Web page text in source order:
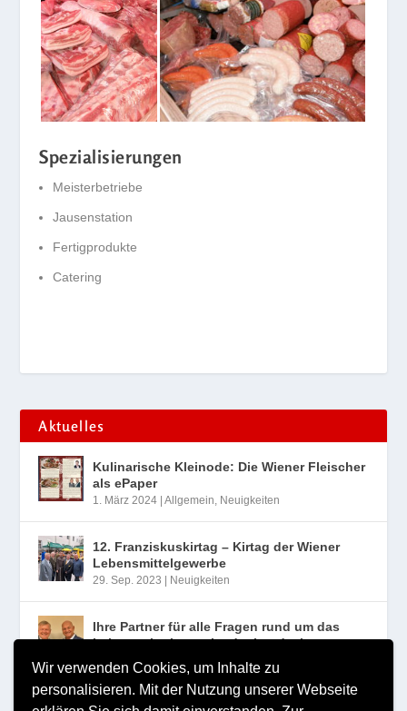
Wir verwenden Cookies, um Inhalte zu
personalisieren. Mit der Nutzung unserer Webseite
Spezialisierungen
Meisterbetriebe
Jausenstation
Fertigprodukte
Catering
Aktuelles
Kulinarische Kleinode: Die Wiener Fleischer
als ePaper
1. März 2024 |Allgemein Neuigkeiten
12. Franziskuskirtag – Kirtag der Wiener
Lebensmittelgewerbe
29. Sep. 2023 | Neuigkeiten
Ihre Partner für alle Fragen rund um das
Lebensmittelgewerbe der Landesinnung
Wien
10. Aug. 2023|Neuigkeiten